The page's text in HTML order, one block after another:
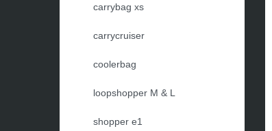
carrybag xs
carrycruiser
coolerbag
loopshopper M & L
shopper e1